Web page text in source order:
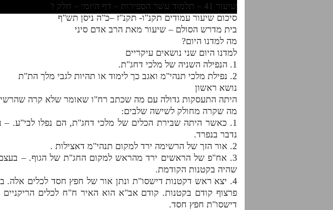
שיעור 41 – תלמוד עשר הספירות – דף היומי – חלק ז'
סיכום שיעור עמודים תקנ"ו- תקנ"ז –כ"ה ניסן תש"ף
בית מדרש הסולם – שיעור מאת הרב אדם סיני
מה למדנו היום?
למדנו היום שני נושאים עיקריים
1. הנפילה השניה של מלכי דחג"ת.
2. נפילת מלכי תנהי"מ ואגב כך לימוד או תהיות לגבי מלך הת"ת
נושא ראשון
היתה התעסקות גדולה עם מה שכתב רח"ו שאומר שלא קרה
מה שקרה מחולק לשישה שלבים:
1. כאשר היתה שבירת הכלים של מלכי דחג"ת, הם נפלו לבי"ע.
נדבר בנפרד.
2. אור הזך של הרשימה ירד למקום תנהי"מ דאצילות .
3. אח"פ של הראשים ירד מהראש למקום החג"ת של הגוף. –
שהיה בקטנות הקודמת.
4. יצא ראש דקטנות דישסו"ת ונתן אור של חפץ חסד לכלים אלה.
פרצוף קודם בקטנות. קודם אב"א הוא האיר ח"ח לכלים
דישסו"ת חפץ חסד.